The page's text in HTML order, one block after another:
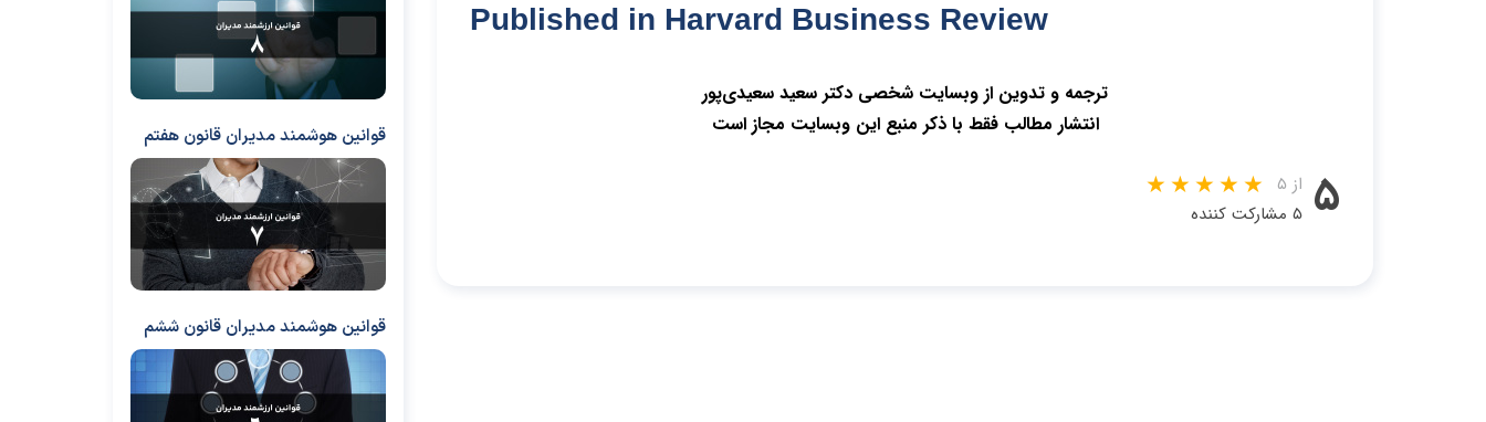
Published in Harvard Business Review
ترجمه و تدوین از وبسایت شخصی دکتر سعید سعیدی‌پور
انتشار مطالب فقط با ذکر منبع این وبسایت مجاز است
۵ از ۵
۵ مشارکت کننده
قوانین هوشمند مدیران قانون هفتم
قوانین هوشمند مدیران قانون ششم